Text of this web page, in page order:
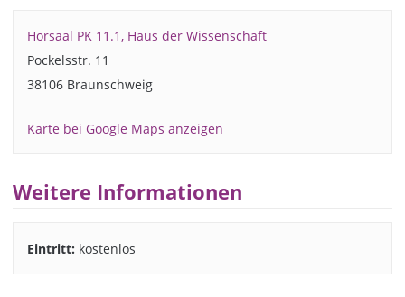
Hörsaal PK 11.1, Haus der Wissenschaft
Pockelsstr. 11
38106 Braunschweig
Karte bei Google Maps anzeigen
Weitere Informationen
Eintritt: kostenlos